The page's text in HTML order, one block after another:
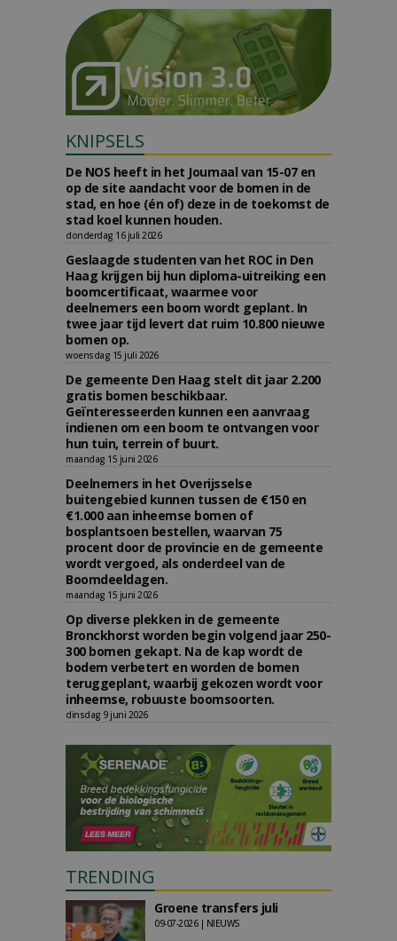
KNIPSELS
De NOS heeft in het Journaal van 15-07 en
op de site aandacht voor de bomen in de
stad, en hoe (én of) deze in de toekomst de
stad koel kunnen houden.
donderdag 16 juli 2026
Geslaagde studenten van het ROC in Den
Haag krijgen bij hun diploma-uitreiking een
boomcertificaat, waarmee voor
deelnemers een boom wordt geplant. In
twee jaar tijd levert dat ruim 10.800 nieuwe
bomen op.
woensdag 15 juli 2026
De gemeente Den Haag stelt dit jaar 2.200
gratis bomen beschikbaar.
Geïnteresseerden kunnen een aanvraag
indienen om een boom te ontvangen voor
hun tuin, terrein of buurt.
maandag 15 juni 2026
Deelnemers in het Overijsselse
buitengebied kunnen tussen de €150 en
€1.000 aan inheemse bomen of
bosplantsoen bestellen, waarvan 75
procent door de provincie en de gemeente
wordt vergoed, als onderdeel van de
Boomdeeldagen.
maandag 15 juni 2026
Op diverse plekken in de gemeente
Bronckhorst worden begin volgend jaar 250-
300 bomen gekapt. Na de kap wordt de
bodem verbetert en worden de bomen
teruggeplant, waarbij gekozen wordt voor
inheemse, robuuste boomsoorten.
dinsdag 9 juni 2026
TRENDING
Groene transfers juli
09-07-2026 | NIEUWS